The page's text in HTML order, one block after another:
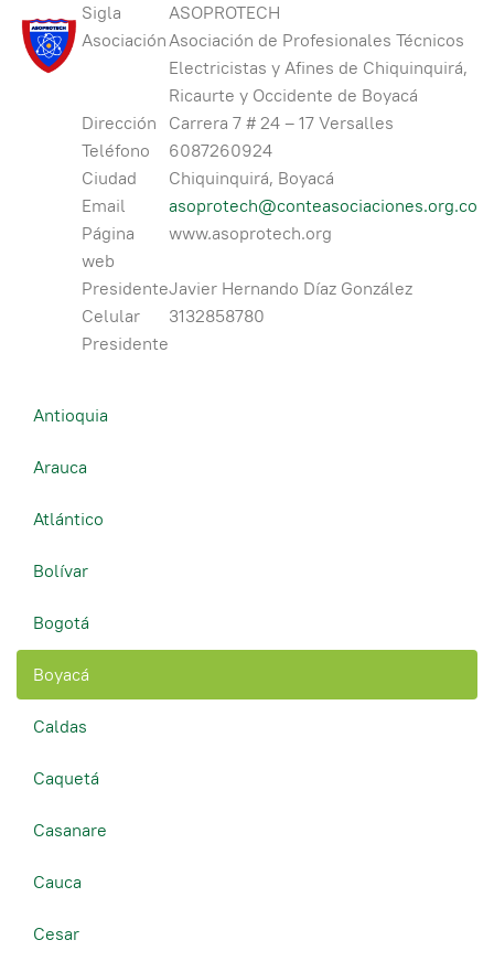
Sigla
ASOPROTECH
AsociaciónAsociación de Profesionales Técnicos
Electricistas y Afines de Chiquinquirá,
Ricaurte y Occidente de Boyacá
Dirección
Carrera 7 # 24 – 17 Versalles
Teléfono
6087260924
Ciudad
Chiquinquirá, Boyacá
Email
asoprotech@conteasociaciones.org.co
Página
web
www.asoprotech.org
PresidenteJavier Hernando Díaz González
Celular
Presidente
3132858780
Antioquia
Arauca
Atlántico
Bolívar
Bogotá
Boyacá
Caldas
Caquetá
Casanare
Cauca
Cesar